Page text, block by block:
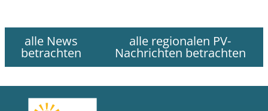
alle News
betrachten
alle regionalen PV-
Nachrichten betrachten